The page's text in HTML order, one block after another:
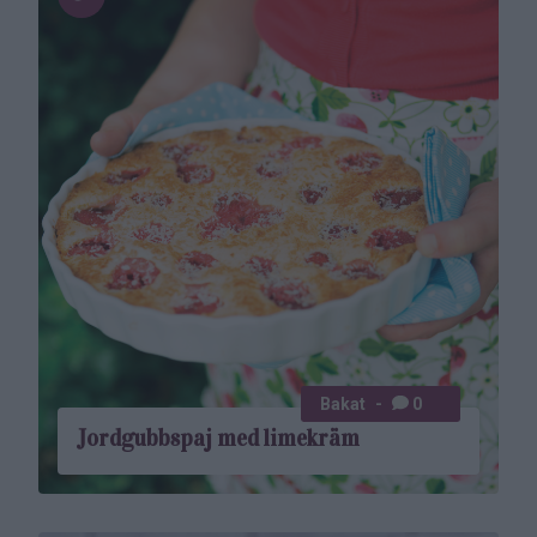
Jordgubbs­paj med limekräm
Bakat 0